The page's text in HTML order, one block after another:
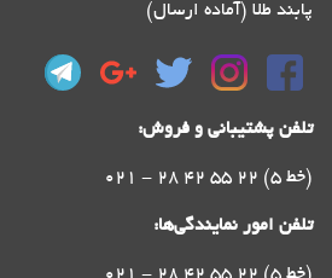
پابند طلا (آماده ارسال)
تلفن پشتیبانی و فروش:
021 - 28 42 55 22 (5 خط)
تلفن امور نمایندگی‌ها: